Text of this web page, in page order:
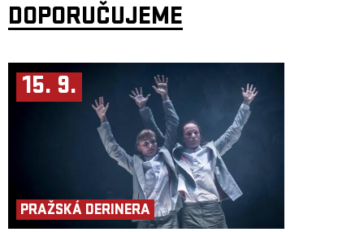
DOPORUČUJEME
15. 9.
PRAŽSKÁ DERINERA